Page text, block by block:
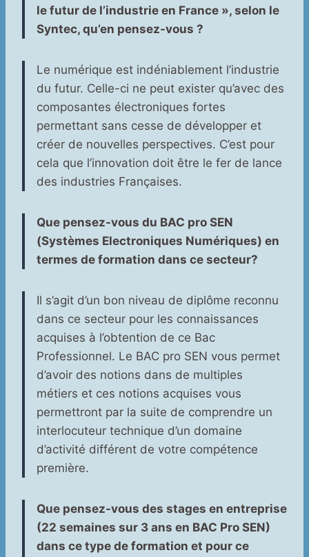
le futur de l’industrie en France », selon le
Syntec, qu’en pensez-vous ?
Le numérique est indéniablement l’industrie
du futur. Celle-ci ne peut exister qu’avec des
composantes électroniques fortes
permettant sans cesse de développer et
créer de nouvelles perspectives. C’est pour
cela que l’innovation doit être le fer de lance
des industries Françaises.
Que pensez-vous du BAC pro SEN
(Systèmes Electroniques Numériques) en
termes de formation dans ce secteur?
Il s’agit d’un bon niveau de diplôme reconnu
dans ce secteur pour les connaissances
acquises à l’obtention de ce Bac
Professionnel. Le BAC pro SEN vous permet
d’avoir des notions dans de multiples
métiers et ces notions acquises vous
permettront par la suite de comprendre un
interlocuteur technique d’un domaine
d’activité différent de votre compétence
première.
Que pensez-vous des stages en entreprise
(22 semaines sur 3 ans en BAC Pro SEN)
dans ce type de formation et pour ce